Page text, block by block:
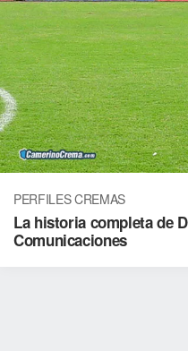
PERFILES CREMAS
La historia completa de
Comunicaciones